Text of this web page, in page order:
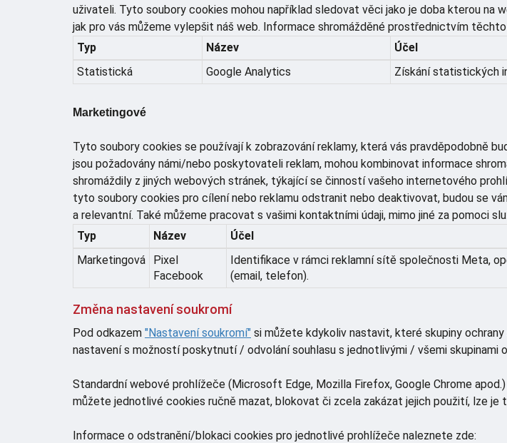
uživateli. Tyto soubory cookies mohou například sledovat věci jako je doba kterou
jak pro vás můžeme vylepšit náš web. Informace shromážděné prostřednictvím
Typ
Název
Účel
Statistická
Google Analytics Získání statistických
Marketingové
Tyto soubory cookies se používají k zobrazování reklamy, která vás pravděpodobně
jsou požadovány námi/nebo poskytovateli reklam, mohou kombinovat informace
shromáždily z jiných webových stránek, týkající se činností vašeho internetového
tyto soubory cookies pro cílení nebo reklamu odstranit nebo deaktivovat, budou se
a relevantní. Také můžeme pracovat s vašimi kontaktními údaji, mimo jiné za pomoci
Typ
Název
Účel
Marketingová
Pixel
Facebook
Identifikace v rámci reklamní sítě společnosti Meta,
(email, telefon).
Změna nastavení soukromí
Pod odkazem "Nastavení soukromí" si můžete kdykoliv nastavit, které skupiny
nastavení s možností poskytnutí / odvolání souhlasu s jednotlivými / všemi skupinami
Standardní webové prohlížeče (Microsoft Edge, Mozilla Firefox, Google Chrome
můžete jednotlivé cookies ručně mazat, blokovat či zcela zakázat jejich použití, lze
Informace o odstranění/blokaci cookies pro jednotlivé prohlížeče naleznete zde: